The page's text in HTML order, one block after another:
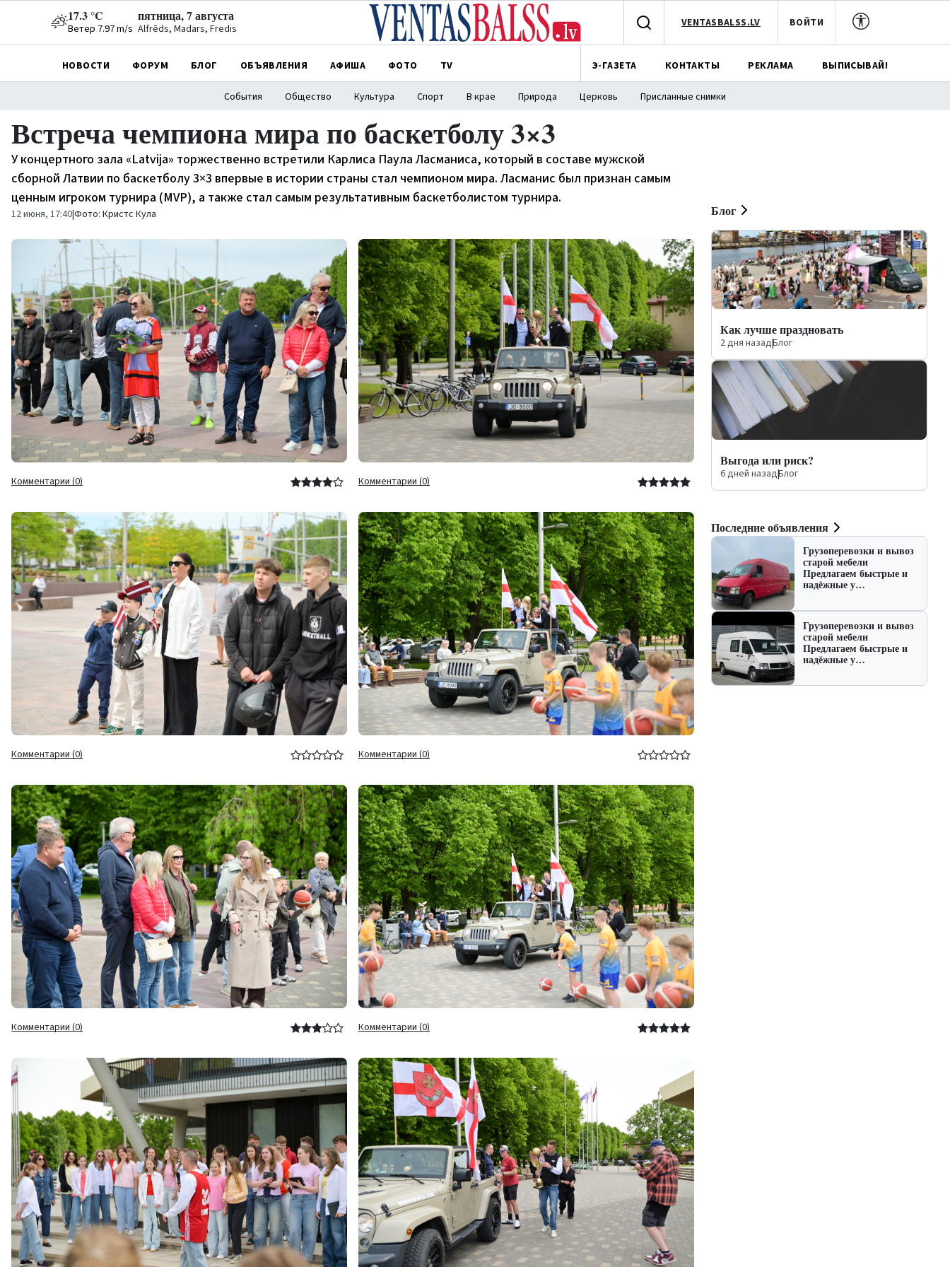
17.3 °C
Ветер 7.97 m/s
пятница, 7 августа
Alfrēds, Madars, Fredis VENTASBALSS.LV ВОЙТИ
НОВОСТИ ФОРУМ БЛОГ ОБЪЯВЛЕНИЯ АФИША ФОТО TV Э-ГАЗЕТА КОНТАКТЫ РЕКЛАМА ВЫПИСЫВАЙ!
События Общество Культура Спорт В крае Природа Церковь Присланные снимки
Встреча чемпиона мира по баскетболу 3×3
У концертного зала «Latvija» торжественно встретили Карлиса Паула Ласманиса, который в составе мужской
сборной Латвии по баскетболу 3×3 впервые в истории страны стал чемпионом мира. Ласманис был признан самым
ценным игроком турнира (MVP), а также стал самым результативным баскетболистом турнира.
12 июня, 17:40|Фото: Кристс Кула
Комментарии (0)
Комментарии (0)
Комментарии (0)
Комментарии (0)
Комментарии (0)
Комментарии (0)
Блог
Как лучше праздновать
2 дня назад|Блог
Выгода или риск?
6 дней назад|Блог
Последние объявления
Грузоперевозки и вывоз
старой мебели
Предлагаем быстрые и
надёжные у…
Грузоперевозки и вывоз
старой мебели
Предлагаем быстрые и
надёжные у…